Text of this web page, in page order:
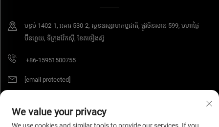
បន្ទប់​ 1402-1, អគារ 530-2, សួនឧស្សាហកម្មជាតិ, ផ្លូវចិនសាន 599, មហាផ្ទៃ
ប៊ីនហួយ, ទីក្រុងវ៉ែកស៊ី, ខែតចៀងស៊ូ
+86-15951500755
[email protected]
ការពារដោយរក្សាសិទ្ធិ © ឆ្នាំ 2025 ក្រុមហ៊ុន អាយអេសប៊ី វ៉ាយរ៉េ ម៉ាទៀរស៍ ខូអិលធីឌី។ រក្សាសិទ្ធិ
We value your privacy